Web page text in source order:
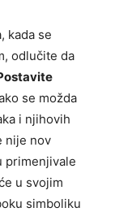
kada se
odlučite da
se možda
i njihovih
nije nov
primenjivale
u svojim
simboliku